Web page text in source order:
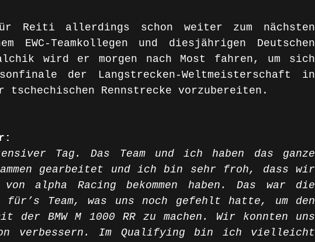
Reiti allerdings schon weiter zum nächsten
EWC-Teamkollegen und diesjährigen Deutschen
wird er morgen nach Most fahren, um sich
der Langstrecken-Weltmeisterschaft in
tschechischen Rennstrecke vorzubereiten.
Tag. Das Team und ich haben das ganze
gearbeitet und ich bin sehr froh, dass wir
alpha Racing bekommen haben. Das war die
für’s Team, was uns noch gefehlt hatte, um den
der BMW M 1000 RR zu machen. Wir konnten uns
verbessern. Im Qualifying bin ich vielleicht